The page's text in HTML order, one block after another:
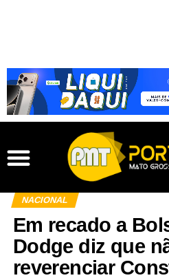
NACIONAL
Em recado a
Dodge diz que
reverenciar